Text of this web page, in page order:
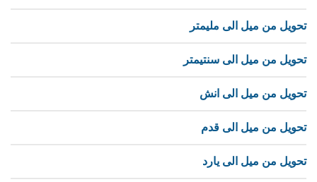
تحويل من ميل الى مليمتر
تحويل من ميل الى سنتيمتر
تحويل من ميل الى انش
تحويل من ميل الى قدم
تحويل من ميل الى يارد